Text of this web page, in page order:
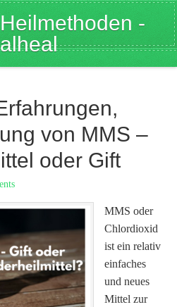
-
von MMS –
oder Gift
MMS oder
Chlordioxid
ist ein relativ
einfaches
und neues
Mittel zur